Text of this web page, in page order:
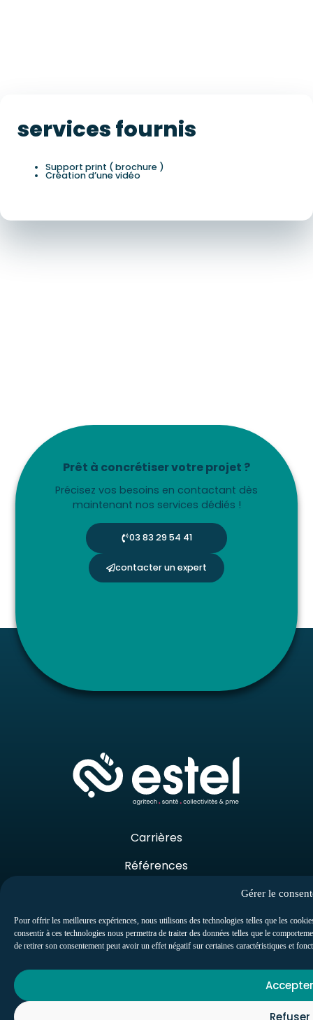
Gérer le
Pour offrir les meilleures expériences, nous utilisons des technologies telles que les
consentir à ces technologies nous permettra de traiter des données telles que le
de retirer son consentement peut avoir un effet négatif sur certaines caractéristiques et
Accepter
Refuser
services fournis
Support print ( brochure )
Création d’une vidéo
Prêt à concrétiser votre projet ?
Précisez vos besoins en contactant dès
maintenant nos services dédiés !
03 83 29 54 41
contacter un expert
Carrières
Références